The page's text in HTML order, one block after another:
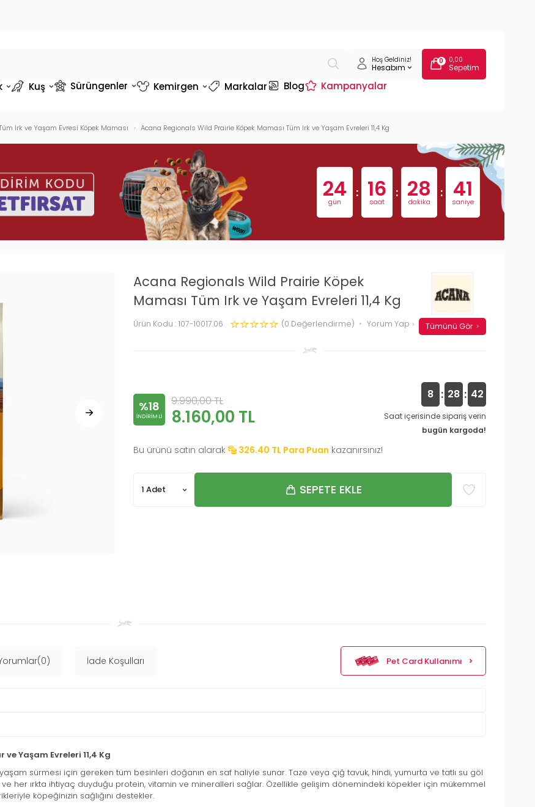
Hoş Geldiniz!
Hesabım
0 0,00
Sepetim
Kuş Sürüngenler Kemirgen Markalar Blog Kampanyalar
Irk ve Yaşam Evresi Köpek Maması Acana Regionals Wild Prairie Köpek Maması Tüm Irk ve Yaşam Evreleri 11,4 Kg
24
gün 16
saat 28
dakika 40
saniye
Acana Regionals Wild Prairie Köpek
Maması Tüm Irk ve Yaşam Evreleri 11,4 Kg
Ürün Kodu : 107-10017.06 (0 Değerlendirme) Yorum Yap Tümünü Gör
%18
INDIRIMLI
9.990,00TL
8.160,00 TL
8 : 28 : 41
Saat içerisinde sipariş verin
bugün kargoda!
Bu ürünü satın alarak 326.40 TL Para Puan kazanırsınız!
SEPETE EKLE
İade Koşulları Pet Card Kullanımı
Yaşam Evreleri 11,4 Kg
yaşam sürmesi için gereken tüm besinleri doğanın en saf haliyle sunar. Taze veya çiğ tavuk, hindi, yumurta ve tatlı su göl
her ırkta ihtiyaç duyduğu protein, vitamin ve mineralleri sağlar. Özellikle gelişim dönemindeki köpekler için mükemmel
köpeğinizin sağlığını destekler.